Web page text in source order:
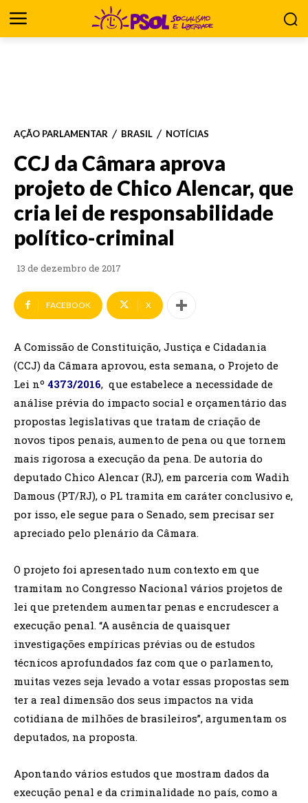
AÇÃO PARLAMENTAR BRASIL NOTÍCIAS
CCJ da Câmara aprova
projeto de Chico Alencar, que
cria lei de responsabilidade
político-criminal
13 de dezembro de 2017
FACEBOOK X
A Comissão de Constituição, Justiça e Cidadania
(CCJ) da Câmara aprovou, esta semana, o Projeto de
Lei nº 4373/2016, que estabelece a necessidade de
análise prévia do impacto social e orçamentário das
propostas legislativas que tratam de criação de
novos tipos penais, aumento de pena ou que tornem
mais rigorosa a execução da pena. De autoria do
deputado Chico Alencar (RJ), em parceria com Wadih
Damous (PT/RJ), o PL tramita em caráter conclusivo e,
por isso, ele segue para o Senado, sem precisar ser
apreciado pelo plenário da Câmara.
O projeto foi apresentado num contexto em que
tramitam no Congresso Nacional vários projetos de
lei que pretendem aumentar penas e encrudescer a
execução penal. “A ausência de quaisquer
investigações empíricas prévias ou de estudos
técnicos aprofundados faz com que o parlamento,
muitas vezes seja levado a votar essas propostas sem
ter a real dimensão dos seus impactos na vida
cotidiana de milhões de brasileiros”, argumentam os
deputados, na proposta.
Apontando vários estudos que mostram dados da
execução penal e da criminalidade no país, como a